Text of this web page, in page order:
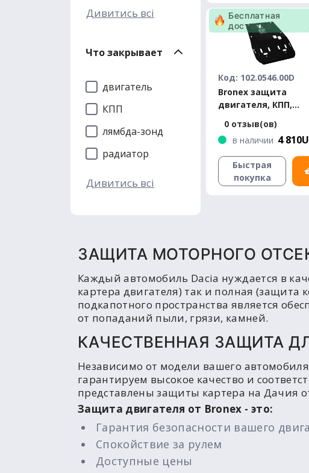
Дивитись всі
Что закрывает
двигатель
КПП
лямбда-зонд
радиатор
Дивитись всі
Код: 102.0546.00D
Bronex защита
двигателя, КПП,
Logan Premium
0 отзыв(ов)
в наличии 4
Бесплатная
доставка
Быстрая
покупка
ЗАЩИТА МОТОРНОГО
Каждый автомобиль Dacia нуждается в
картера двигателя) так и полная
подкапотного пространства является
от попаданий пыли, грязи, камней.
КАЧЕСТВЕННАЯ ЗАЩИТА
Независимо от модели вашего
гарантируем высокое качество и
представлены защиты картера на Дачия
Защита двигателя от Bronex - это:
Гарантия безопасности вашего
Спокойствие за рулем
Доступные цены